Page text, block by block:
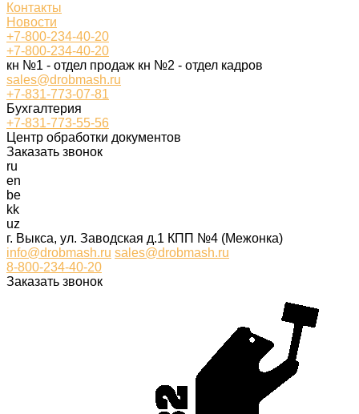
Контакты
Новости
+7-800-234-40-20
+7-800-234-40-20
кн №1 - отдел продаж кн №2 - отдел кадров
sales@drobmash.ru
+7-831-773-07-81
Бухгалтерия
+7-831-773-55-56
Центр обработки документов
Заказать звонок
ru
en
be
kk
uz
г. Выкса, ул. Заводская д.1 КПП №4 (Межонка)
info@drobmash.ru sales@drobmash.ru
8-800-234-40-20
Заказать звонок